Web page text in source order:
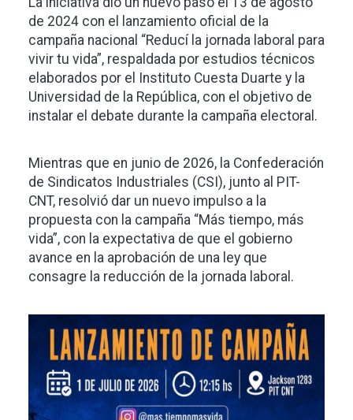
de 2024 con el lanzamiento oficial de la
campaña nacional “Reducí la jornada laboral para
vivir tu vida”, respaldada por estudios técnicos
elaborados por el Instituto Cuesta Duarte y la
Universidad de la República, con el objetivo de
instalar el debate durante la campaña electoral.
Mientras que en junio de 2026, la Confederación
de Sindicatos Industriales (CSI), junto al PIT-
CNT, resolvió dar un nuevo impulso a la
propuesta con la campaña “Más tiempo, más
vida”, con la expectativa de que el gobierno
avance en la aprobación de una ley que
consagre la reducción de la jornada laboral.
Imagen